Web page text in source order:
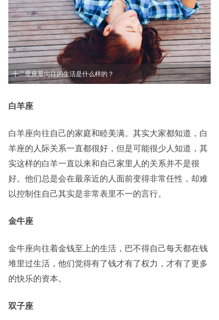
十二星座最向往的生活是什么样的？
白羊座
白羊座向往自己的家庭和睦美满。其实大家都知道，白
羊座的人际关系一直都很好，但是可能很少人知道，其
实这样的白羊一直以来和自己家里人的关系并不是很
好。他们总是会在最亲近的人面前变得非常任性，却难
以控制住自己其实是非常表里不一的言行。
金牛座
金牛座向往着金钱至上的生活，巴不得自己每天都在钱
堆里过生活，他们觉得有了钱才有了权力，才有了更多
的快乐的资本。
双子座